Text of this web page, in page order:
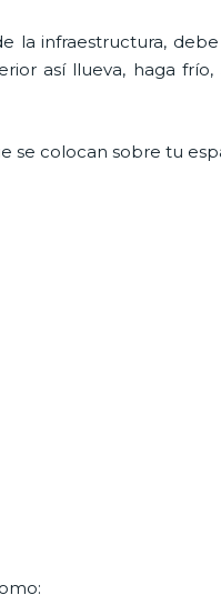
la infraestructura,
así llueva, haga
se colocan sobre tu